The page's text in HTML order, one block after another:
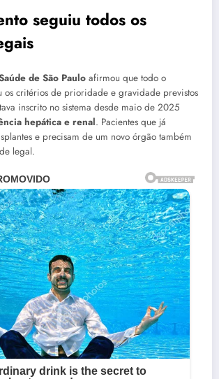
seguiu todos os
de São Paulo afirmou que todo o
os critérios de prioridade e gravidade previstos
inscrito no sistema desde maio de 2025
hepática e renal. Pacientes que já
e precisam de um novo órgão também
legal.